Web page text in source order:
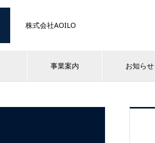
株式会社AOILO
事業案内 お知らせ